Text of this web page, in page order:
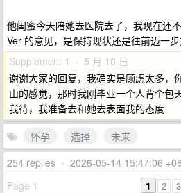
他闺蜜今天陪她去医院去了，我现在还
Ver 的意见，是保持现状还是往前迈一
Supplement 1 · 5 月 10 日
谢谢大家的回复，我确实是顾虑太多，
山的感觉，那时我刚毕业一个人背个包
我待，我准备去和她去表面我的态度
怀孕
选择
未来
254 replies • 2026-05-14 15:47:06
Page 1
1 2 3